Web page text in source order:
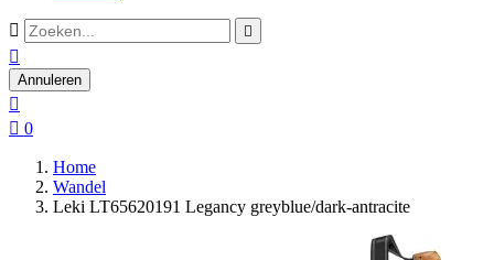
 

Annuleren

 0
Home
Wandel
Leki LT65620191 Legancy greyblue/dark-antracite